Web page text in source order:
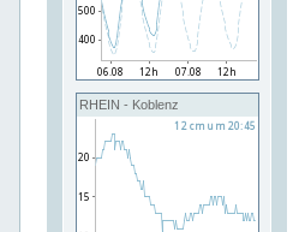
RHEIN - Koblenz